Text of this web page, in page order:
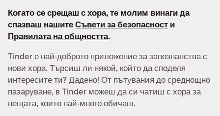
Когато се срещаш с хора, те молим винаги да
спазваш нашитеСъвети за безопасност и
Правилата на общността.
Tinder е най-доброто приложение за запознанства с
нови хора. Търсиш ли някой, който да споделя
интересите ти? Дадено! От пътувания до среднощно
пазаруване, в Tinder можеш да си чатиш с хора за
нещата, които най-много обичаш.